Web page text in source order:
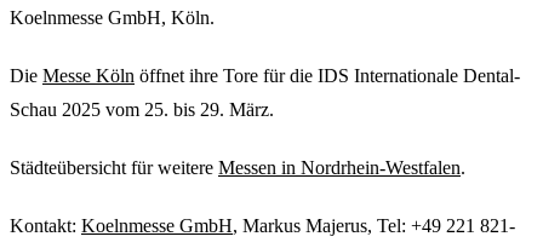
Koelnmesse GmbH, Köln.
Die Messe Köln öffnet ihre Tore für die IDS Internationale Dental-
Schau 2025 vom 25. bis 29. März.
Städteübersicht für weitere Messen in Nordrhein-Westfalen.
Kontakt: Koelnmesse GmbH, Markus Majerus, Tel: +49 221 821-